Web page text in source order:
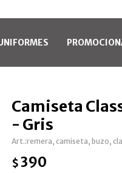
Camiseta
- Gris
remera, camiseta, buzo,
$390